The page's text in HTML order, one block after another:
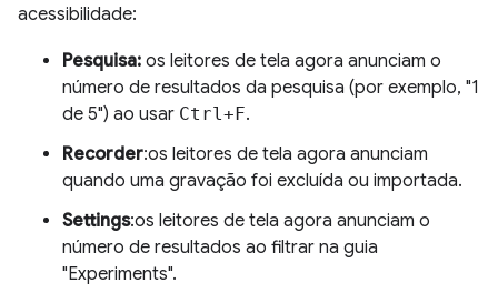
acessibilidade:
Pesquisa: os leitores de tela agora anunciam o
número de resultados da pesquisa (por exemplo, "1
de 5") ao usar Ctrl+F.
Recorder:os leitores de tela agora anunciam
quando uma gravação foi excluída ou importada.
Settings:os leitores de tela agora anunciam o
número de resultados ao filtrar na guia
"Experiments".